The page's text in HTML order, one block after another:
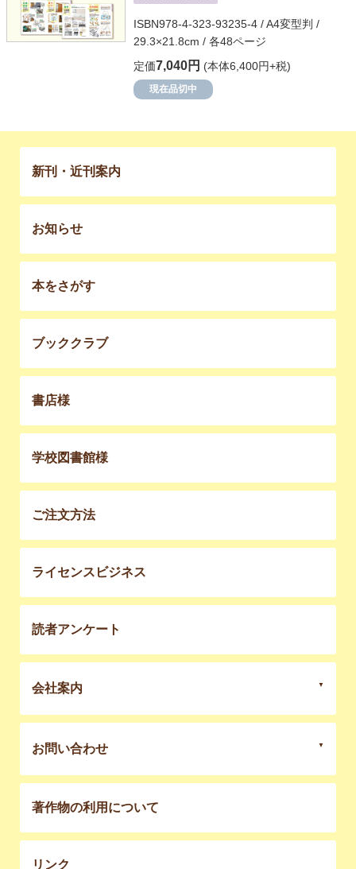
ISBN978-4-323-93235-4 / A4変型判 /
29.3×21.8cm / 各48ページ
定価7,040円 (本体6,400円+税)
現在品切中
新刊・近刊案内
お知らせ
本をさがす
ブッククラブ
書店様
学校図書館様
ご注文方法
ライセンスビジネス
読者アンケート
会社案内
お問い合わせ
著作物の利用について
リンク